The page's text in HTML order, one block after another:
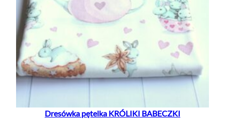
Dresówka pętelka KRÓLIKI BABECZKI